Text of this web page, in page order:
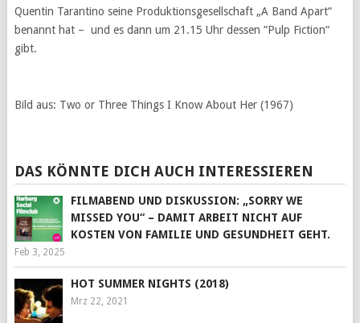
Quentin Tarantino seine Produktionsgesellschaft „A Band Apart“
benannt hat – und es dann um 21.15 Uhr dessen “Pulp Fiction“
gibt.
Bild aus: Two or Three Things I Know About Her (1967)
DAS KÖNNTE DICH AUCH INTERESSIEREN
FILMABEND UND DISKUSSION: „SORRY WE
MISSED YOU“ – DAMIT ARBEIT NICHT AUF
KOSTEN VON FAMILIE UND GESUNDHEIT GEHT.
Feb 3, 2025
HOT SUMMER NIGHTS (2018)
Mrz 22, 2021